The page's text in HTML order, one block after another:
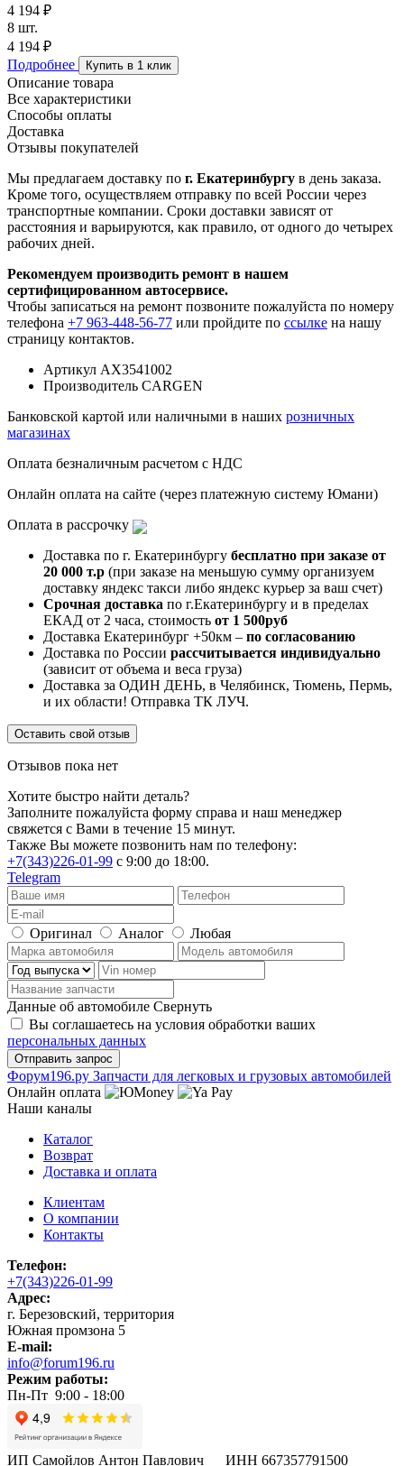
4 194 ₽
8 шт.
4 194 ₽
Подробнее
Купить в 1 клик
Описание товара
Все характеристики
Способы оплаты
Доставка
Отзывы покупателей
Мы предлагаем доставку по г. Екатеринбургу в день заказа.
Кроме того, осуществляем отправку по всей России через
транспортные компании. Сроки доставки зависят от
расстояния и варьируются, как правило, от одного до четырех
рабочих дней.
Рекомендуем производить ремонт в нашем
сертифицированном автосервисе.
Чтобы записаться на ремонт позвоните пожалуйста по номеру
телефона +7 963-448-56-77 или пройдите по ссылке на нашу
страницу контактов.
Артикул AX3541002
Производитель CARGEN
Банковской картой или наличными в наших розничных
магазинах
Оплата безналичным расчетом с НДС
Онлайн оплата на сайте (через платежную систему Юмани)
Оплата в рассрочку
Доставка по г. Екатеринбургу бесплатно при заказе от
20 000 т.р (при заказе на меньшую сумму организуем
доставку яндекс такси либо яндекс курьер за ваш счет)
Срочная доставка по г.Екатеринбургу и в пределах
ЕКАД от 2 часа, стоимость от 1 500руб
Доставка Екатеринбург +50км – по согласованию
Доставка по России рассчитывается индивидуально
(зависит от объема и веса груза)
Доставка за ОДИН ДЕНЬ, в Челябинск, Тюмень, Пермь,
и их области! Отправка ТК ЛУЧ.
Оставить свой отзыв
Отзывов пока нет
Хотите быстро найти деталь?
Заполните пожалуйста форму справа и наш менеджер
свяжется с Вами в течение 15 минут.
Также Вы можете позвонить нам по телефону:
+7(343)226-01-99 с 9:00 до 18:00.
Telegram
Оригинал Аналог Любая
Данные об автомобиле Свернуть
Вы соглашаетесь на условия обработки ваших
персональных данных
Фoрум196.ру Запчасти для легковых и грузовых автомобилей
Онлайн оплата
Наши каналы
Каталог
Возврат
Доставка и оплата
Клиентам
О компании
Контакты
Телефон:
+7(343)226-01-99
Адрес:
г. Березовский, территория
Южная промзона 5
E-mail:
info@forum196.ru
Режим работы:
Пн-Пт 9:00 - 18:00
ИП Самойлов Антон Павлович ИНН 667357791500